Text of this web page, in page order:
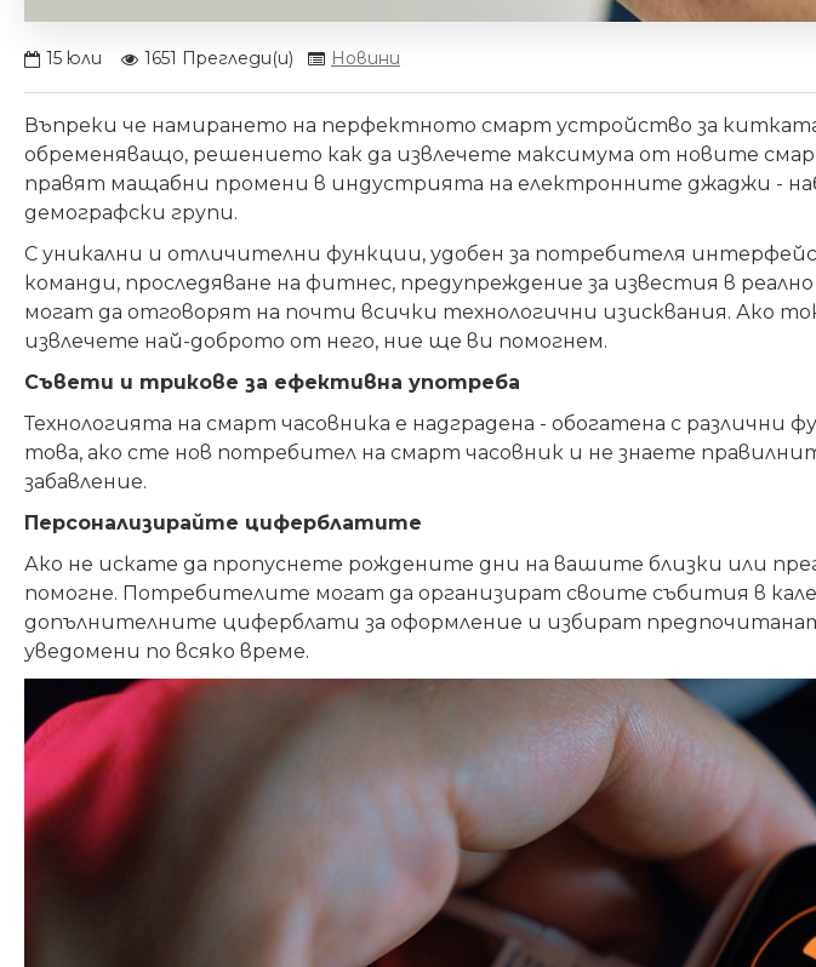
15 юли 1651 Прегледи(и) Новини
Въпреки че намирането на перфектното смарт устройство за
обременяващо, решението как да извлечете максимума от новите
правят мащабни промени в индустрията на електронните джаджи -
демографски групи.
С уникални и отличителни функции, удобен за потребителя
команди, проследяване на фитнес, предупреждение за известия в
могат да отговорят на почти всички технологични изисквания. Ако
извлечете най-доброто от него, ние ще ви помогнем.
Съвети и трикове за ефективна употреба
Технологията на смарт часовника е надградена - обогатена с
това, ако сте нов потребител на смарт часовник и не знаете
забавление.
Персонализирайте циферблатите
Ако не искате да пропуснете рождените дни на вашите близки или
помогне. Потребителите могат да организират своите събития в
допълнителните циферблати за оформление и избират
уведомени по всяко време.